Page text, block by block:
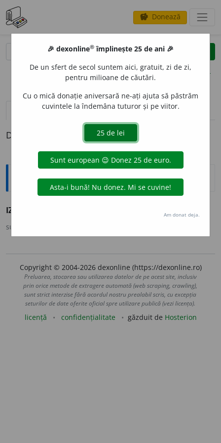
savings Donează
clear
opțiuni
definiții (1) pronunțievolume_up (1)
Definiția cu ID-ul 188459:
Sinonime
IZB
sursa:
Copyright © 2004-2026 dexonline (https://dexonline.ro)
Preluarea, stocarea sau utilizarea datelor de pe acest site, inclusiv
prin orice metode de extragere automată (web scraping, crawling),
sunt strict interzise fără acordul nostru prealabil scris, cu excepția
seturilor de date oferite oficial spre utilizare publică (vezi licența).
licență confidențialitate găzduit de Hosterion
🎉 dexonline® împlinește 25 de ani 🎉
De un sfert de secol suntem aici, gratuit, zi de zi,
pentru milioane de căutări.
Cu o mică donație aniversară ne-ați ajuta să păstrăm
cuvintele la îndemâna tuturor și pe viitor.
Am donat deja.